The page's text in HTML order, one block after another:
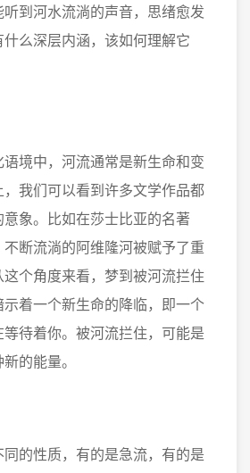
到河水流淌的声音，思绪愈发
么深层内涵，该如何理解它
境中，河流通常是新生命和变
我们可以看到许多文学作品都
象。比如在莎士比亚的名著
不断流淌的阿维隆河被赋予了重
个角度来看，梦到被河流拦住
着一个新生命的降临，即一个
待着你。被河流拦住，可能是
的能量。
的性质，有的是急流，有的是